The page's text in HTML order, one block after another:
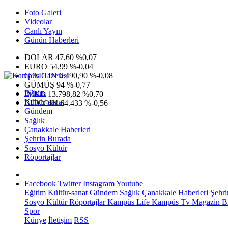
Foto Galeri
Videolar
Canlı Yayın
Günün Haberleri
DOLAR 47,60 %0,07
EURO 54,99 %-0,04
G.ALTIN6.490,90 %-0,08
GÜMÜŞ 94 %-0,77
IMKB 13.798,82 %0,70
BITCOIN64.433 %-0,56
Eğitim
Kültür-sanat
Gündem
Sağlık
Çanakkale Haberleri
Şehrin Burada
Sosyo Kültür
Röportajlar
Facebook Twitter InstagramYoutube
Eğitim Kültür-sanat Gündem Sağlık Çanakkale Haberleri
Sosyo KültürRöportajlarKampüs Life Kampüs Tv Magazin
Spor
Künye İletişim RSS